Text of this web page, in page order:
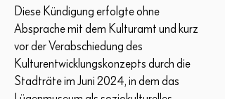
Diese Kündigung erfolgte ohne
Absprache mit dem Kulturamt und kurz
vor der Verabschiedung des
Kulturentwicklungskonzepts durch die
Stadträte im Juni 2024, in dem das